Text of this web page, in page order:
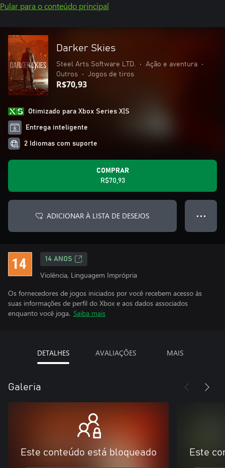
Pular para o conteúdo principal
Darker Skies
Steel Arts Software LTD. • Ação e aventura
•
Outros
• Jogos de tiros
R$70,93
Otimizado para Xbox Series X|S
Entrega inteligente
2 Idiomas com suporte
COMPRAR
R$70,93
ADICIONAR À LISTA DE DESEJOS ● ● ●
14 ANOS
Violência, Linguagem Imprópria
Os fornecedores de jogos iniciados por você recebem acesso às
suas informações de perfil do Xbox e aos dados associados
enquanto você joga. Saiba mais
DETALHES AVALIAÇÕES MAIS
Galeria
Este conteúdo está bloqueado Este